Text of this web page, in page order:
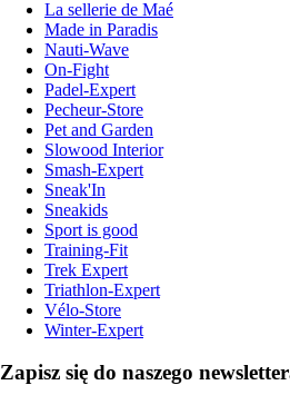
La sellerie de Maé
Made in Paradis
Nauti-Wave
On-Fight
Padel-Expert
Pecheur-Store
Pet and Garden
Slowood Interior
Smash-Expert
Sneak'In
Sneakids
Sport is good
Training-Fit
Trek Expert
Triathlon-Expert
Vélo-Store
Winter-Expert
Zapisz się do naszego